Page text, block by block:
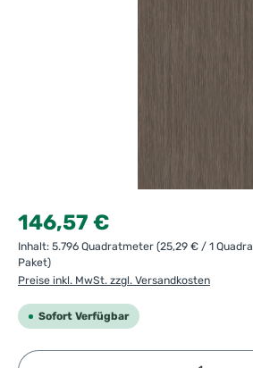
Regulärer Preis:
146,57 €
Inhalt: 5.796 Quadratmeter (25,29 € / 1
Paket)
Preise inkl. MwSt. zzgl. Versandkosten
Sofort Verfügbar
Produkt Anzahl: Gib den